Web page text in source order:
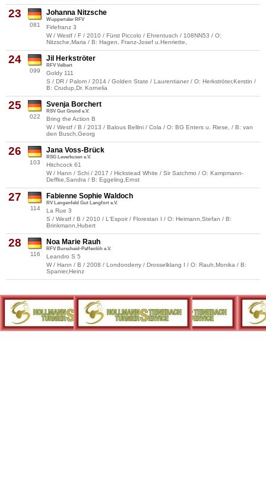
23
081
Johanna Nitzsche
Wuppertaler RFV
Firlefranz 3
W / Westf / F / 2010 / Fürst Piccolo / Ehrentusch / 108NN53 / O:
Nitzsche,Maria / B: Hagen, Franz-Josef u.Henriette,
24
099
Jil Herkströter
RFV Velbert
Goldy 111
S / DR / Palom / 2014 / Golden State / Laurentianer / O: Herkströter,Kerstin /
B: Crudup,Dr. Kornelia
25
022
Svenja Borchert
RSV Gut Grund e.V.
Bring the Action B
W / Westf / B / 2013 / Balous Bellini / Cola / O: BG Enters u. Riese, / B: van
den Busch,Georg
26
103
Jana Voss-Brück
RSG Leverkusen e.V.
Hitchcock 61
W / Hann / Schi / 2017 / Hickstead White / Sir Satchmo / O: Kampmann-
Deffke,Sandra / B: Eggeling,Ernst
27
114
Fabienne Sophie Waldoch
RV Langenfeld Gut Langfort e.V.
La Rue 3
S / Westf / B / 2010 / L'Espoir / Florestan I / O: Heimann,Stefan / B:
Brinkmann,Hubert
28
116
Noa Marie Rauh
RFV Burscheid-Paffenlöh e.V.
Leandro S 5
W / Hann / B / 2008 / Londonderry / Drosselklang I / O: Rauh,Monika / B:
Spanier,Heinz